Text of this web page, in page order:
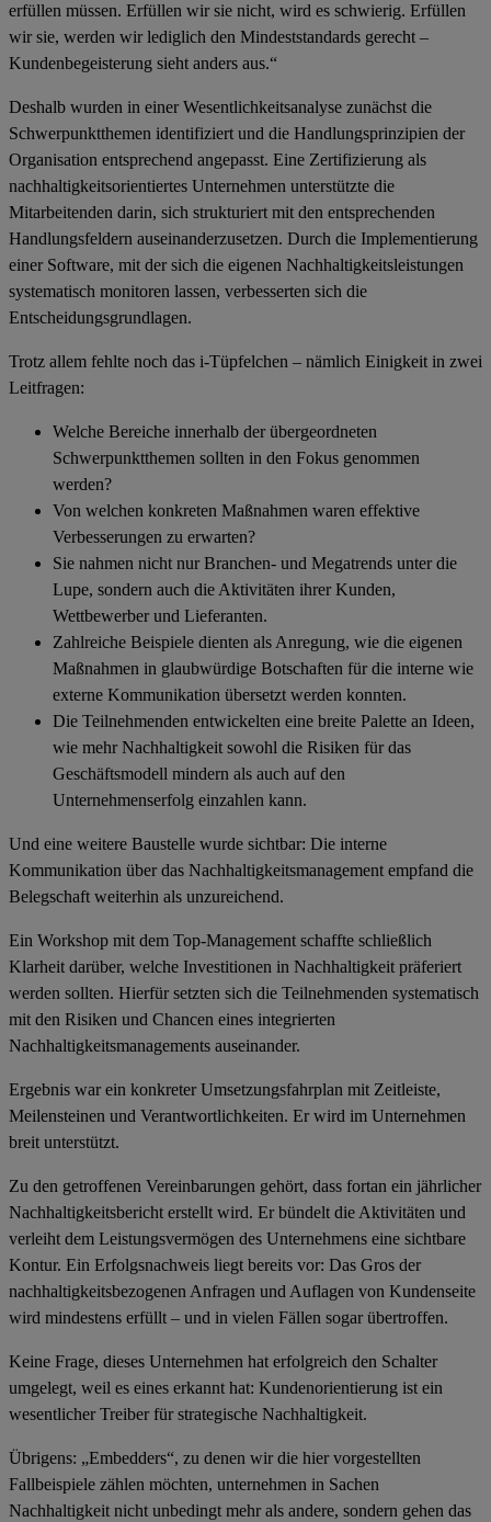
erfüllen müssen. Erfüllen wir sie nicht, wird es schwierig. Erfüllen
wir sie, werden wir lediglich den Mindeststandards gerecht –
Kundenbegeisterung sieht anders aus.“
Deshalb wurden in einerWesentlichkeitsanalyse zunächst die
Schwerpunktthemen identifiziert und die Handlungsprinzipien der
Organisation entsprechend angepasst. Eine Zertifizierung als
nachhaltigkeitsorientiertes Unternehmen unterstützte die
Mitarbeitenden darin, sich strukturiert mit den entsprechenden
Handlungsfeldern auseinanderzusetzen. Durch die Implementierung
einer Software, mit der sich die eigenen Nachhaltigkeitsleistungen
systematisch monitoren lassen, verbesserten sich die
Entscheidungsgrundlagen.
Trotz allem fehlte noch das i-Tüpfelchen – nämlich Einigkeit in zwei
Leitfragen:
Welche Bereiche innerhalb der übergeordneten
Schwerpunktthemen sollten in den Fokus genommen
werden?
Von welchen konkreten Maßnahmen waren effektive
Verbesserungen zu erwarten?
Sie nahmen nicht nur Branchen- und Megatrends unter die
Lupe, sondern auch die Aktivitäten ihrer Kunden,
Wettbewerber und Lieferanten.
Zahlreiche Beispiele dienten als Anregung, wie die eigenen
Maßnahmen in glaubwürdige Botschaften für die interne wie
externe Kommunikation übersetzt werden konnten.
Die Teilnehmenden entwickelten eine breite Palette an Ideen,
wie mehr Nachhaltigkeit sowohl die Risiken für das
Geschäftsmodell mindern als auch auf den
Unternehmenserfolg einzahlen kann.
Und eine weitere Baustelle wurde sichtbar: Die interne
Kommunikation über das Nachhaltigkeitsmanagement empfand die
Belegschaft weiterhin als unzureichend.
Ein Workshop mit dem Top-Management schaffte schließlich
Klarheit darüber, welche Investitionen in Nachhaltigkeit präferiert
werden sollten. Hierfür setzten sich die Teilnehmenden systematisch
mit den Risiken und Chancen eines integrierten
Nachhaltigkeitsmanagements auseinander.
Ergebnis war ein konkreter Umsetzungsfahrplan mit Zeitleiste,
Meilensteinen und Verantwortlichkeiten. Er wird im Unternehmen
breit unterstützt.
Zu den getroffenen Vereinbarungen gehört, dass fortan ein jährlicher
Nachhaltigkeitsbericht erstellt wird. Er bündelt die Aktivitäten und
verleiht dem Leistungsvermögen des Unternehmens eine sichtbare
Kontur. Ein Erfolgsnachweis liegt bereits vor: Das Gros der
nachhaltigkeitsbezogenen Anfragen und Auflagen von Kundenseite
wird mindestens erfüllt – und in vielen Fällen sogar übertroffen.
Keine Frage, dieses Unternehmen hat erfolgreich den Schalter
umgelegt, weil es eines erkannt hat: Kundenorientierung ist ein
wesentlicher Treiber für strategische Nachhaltigkeit.
Übrigens: „Embedders“, zu denen wir die hier vorgestellten
Fallbeispiele zählen möchten, unternehmen in Sachen
Nachhaltigkeit nicht unbedingt mehr als andere, sondern gehen das